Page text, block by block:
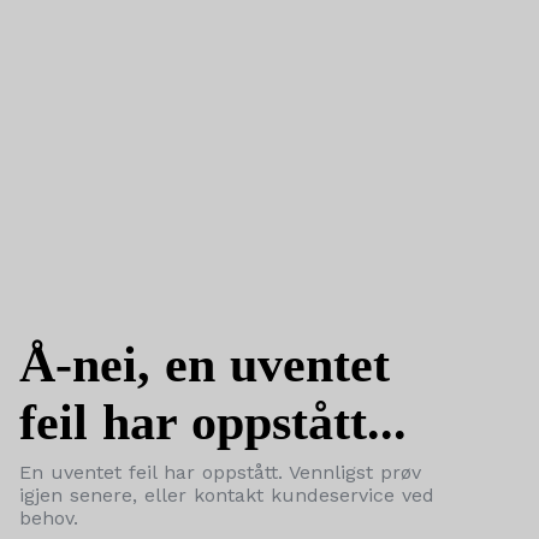
Å-nei, en uventet
feil har oppstått...
En uventet feil har oppstått. Vennligst prøv
igjen senere, eller kontakt kundeservice ved
behov.